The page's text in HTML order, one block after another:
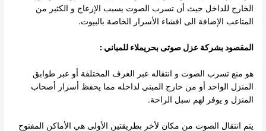
الخارج للداخل حيث أن تسرب الصوت يسبب الإزعاج و الكثير من
المتاعب الإضافة الى افشاء الأسرار الخاصة بالبيوت.
المقصود بشركة عزل صوتى بحريملاء للمباني :
هو منع تسرب الصوت و انتقاله عبر الغرف المختلفة أو عبر طوابق
المنزل الواحد أو من خارج المبني لداخله مما يحفظ أسرار أصحاب
المنزل و يوفر لهم سبل الراحة.
يتم انتقال الصوت من مكان لأخر بطريقتين الأولى هي الأماكن المفتوح